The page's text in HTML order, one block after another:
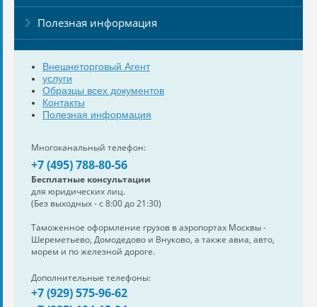
Полезная информация
Внешнеторговый Агент
услуги
Образцы всех документов
Контакты
Полезная информация
Многоканальный телефон:
+7 (495) 788-80-56
Бесплатные консультации
для юридических лиц.
(Без выходных - с 8:00 до 21:30)
Таможенное оформление грузов в аэропортах Москвы -
Шереметьево, Домодедово и Внуково, а также авиа, авто,
морем и по железной дороге.
Дополнительные телефоны:
+7 (929) 575-96-62